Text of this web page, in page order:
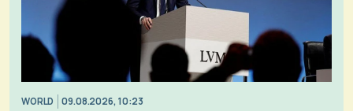
WORLD 09.08.2026, 10:23